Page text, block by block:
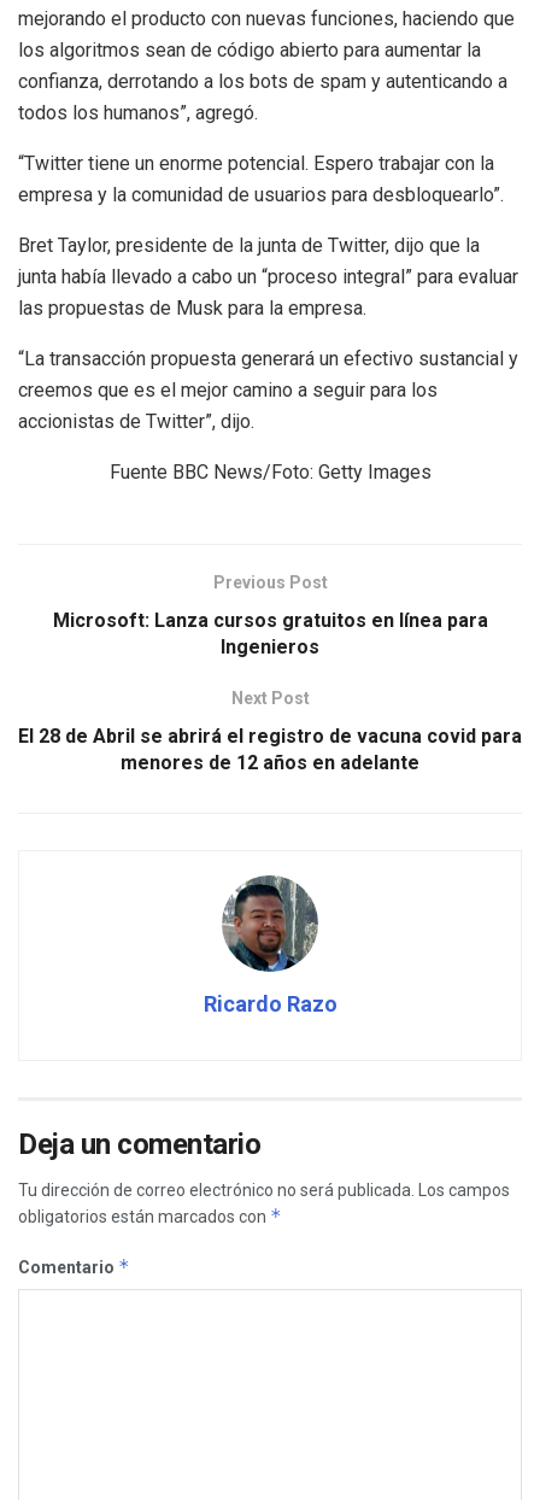
mejorando el producto con nuevas funciones, haciendo que
los algoritmos sean de código abierto para aumentar la
confianza, derrotando a los bots de spam y autenticando a
todos los humanos”, agregó.
“Twitter tiene un enorme potencial. Espero trabajar con la
empresa y la comunidad de usuarios para desbloquearlo”.
Bret Taylor, presidente de la junta de Twitter, dijo que la
junta había llevado a cabo un “proceso integral” para evaluar
las propuestas de Musk para la empresa.
“La transacción propuesta generará un efectivo sustancial y
creemos que es el mejor camino a seguir para los
accionistas de Twitter”, dijo.
Fuente BBC News/Foto: Getty Images
Previous Post
Microsoft: Lanza cursos gratuitos en línea para
Ingenieros
Next Post
El 28 de Abril se abrirá el registro de vacuna covid para
menores de 12 años en adelante
Ricardo Razo
Deja un comentario
Tu dirección de correo electrónico no será publicada.
Los campos
obligatorios están marcados con *
Comentario *